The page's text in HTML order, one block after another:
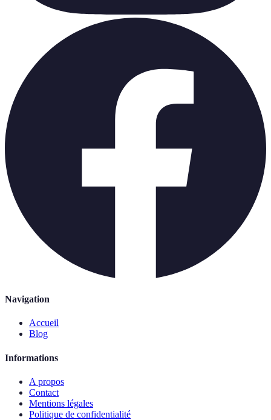
Navigation
Accueil
Blog
Informations
A propos
Contact
Mentions légales
Politique de confidentialité